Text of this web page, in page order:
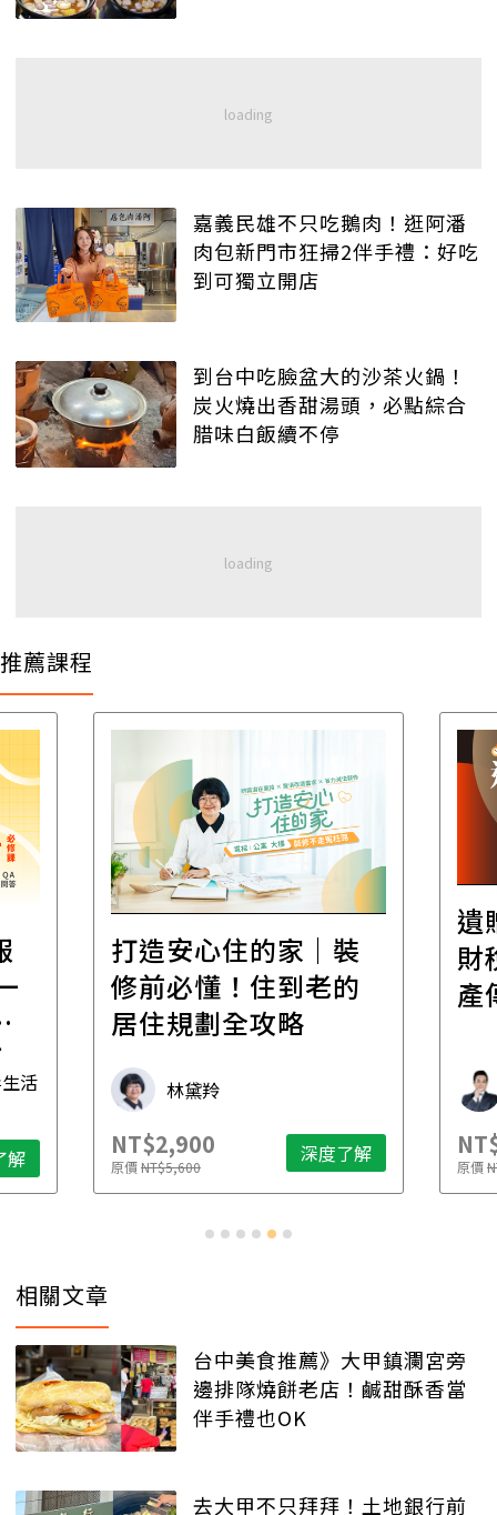
嘉義民雄不只吃鵝肉！逛阿潘
肉包新門市狂掃2伴手禮：好吃
到可獨立開店
到台中吃臉盆大的沙茶火鍋！
炭火燒出香甜湯頭，必點綜合
腊味白飯續不停
推薦課程
活
解
打造安心住的家｜裝
修前必懂！住到老的
居住規劃全攻略
林黛羚
NT$2,900
原價NT$5,600 深度了解
遺
財
產
原價
相關文章
台中美食推薦》大甲鎮瀾宮旁
邊排隊燒餅老店！鹹甜酥香當
伴手禮也OK
去大甲不只拜拜！土地銀行前